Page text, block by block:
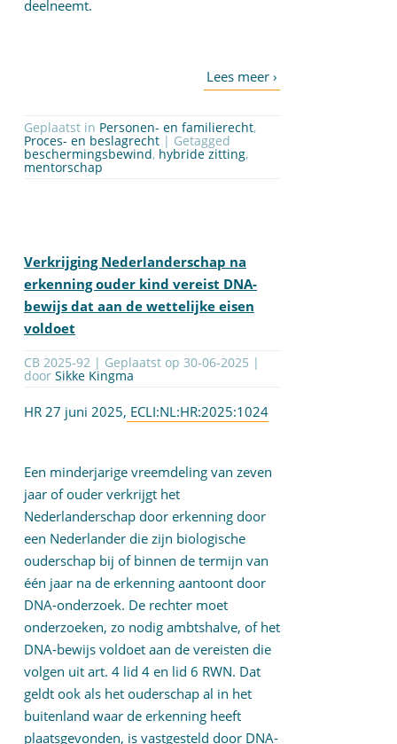
deelneemt.
Geplaatst in Personen- en familierecht,
Proces- en beslagrecht | Getagged
beschermingsbewind, hybride zitting,
mentorschap
Verkrijging Nederlanderschap na
erkenning ouder kind vereist DNA-
bewijs dat aan de wettelijke eisen
voldoet
CB 2025-92 | Geplaatst op 30-06-2025 |
door Sikke Kingma
HR 27 juni 2025, ECLI:NL:HR:2025:1024
Een minderjarige vreemdeling van zeven
jaar of ouder verkrijgt het
Nederlanderschap door erkenning door
een Nederlander die zijn biologische
ouderschap bij of binnen de termijn van
één jaar na de erkenning aantoont door
DNA-onderzoek. De rechter moet
onderzoeken, zo nodig ambtshalve, of het
DNA-bewijs voldoet aan de vereisten die
volgen uit art. 4 lid 4 en lid 6 RWN. Dat
geldt ook als het ouderschap al in het
buitenland waar de erkenning heeft
plaatsgevonden, is vastgesteld door DNA-